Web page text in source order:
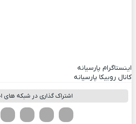
اینستاگرام پارسیانه
کانال روبیکا پارسیانه
اشتراک گذاری در شبکه های
تویتر
فیسوک